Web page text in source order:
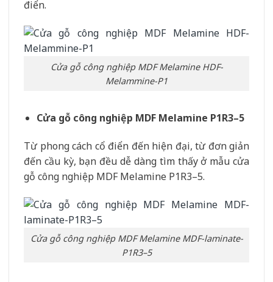
điển.
Cửa gỗ công nghiệp MDF Melamine HDF-
Melammine-P1
Cửa gỗ công nghiệp MDF Melamine P1R3–5
Từ phong cách cổ điển đến hiện đại, từ đơn giản
đến cầu kỳ, bạn đều dễ dàng tìm thấy ở mẫu cửa
gỗ công nghiệp MDF Melamine P1R3–5.
Cửa gỗ công nghiệp MDF Melamine MDF-laminate-
P1R3–5